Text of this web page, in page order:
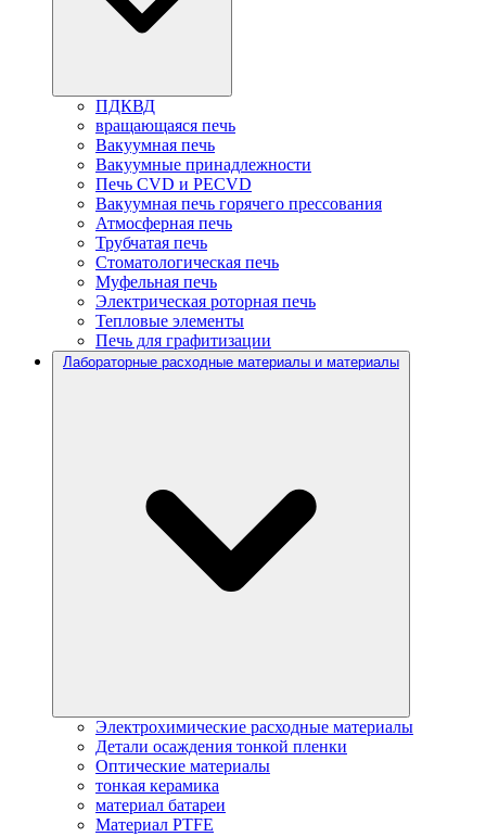
ПДКВД
вращающаяся печь
Вакуумная печь
Вакуумные принадлежности
Печь CVD и PECVD
Вакуумная печь горячего прессования
Атмосферная печь
Трубчатая печь
Стоматологическая печь
Муфельная печь
Электрическая роторная печь
Тепловые элементы
Печь для графитизации
Лабораторные расходные материалы и материалы
Электрохимические расходные материалы
Детали осаждения тонкой пленки
Оптические материалы
тонкая керамика
материал батареи
Материал PTFE